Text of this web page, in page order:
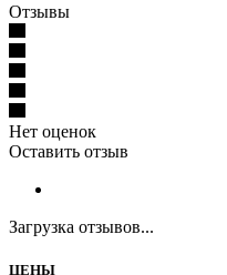
Отзывы
Нет оценок
Оставить отзыв
Загрузка отзывов...
ЦЕНЫ